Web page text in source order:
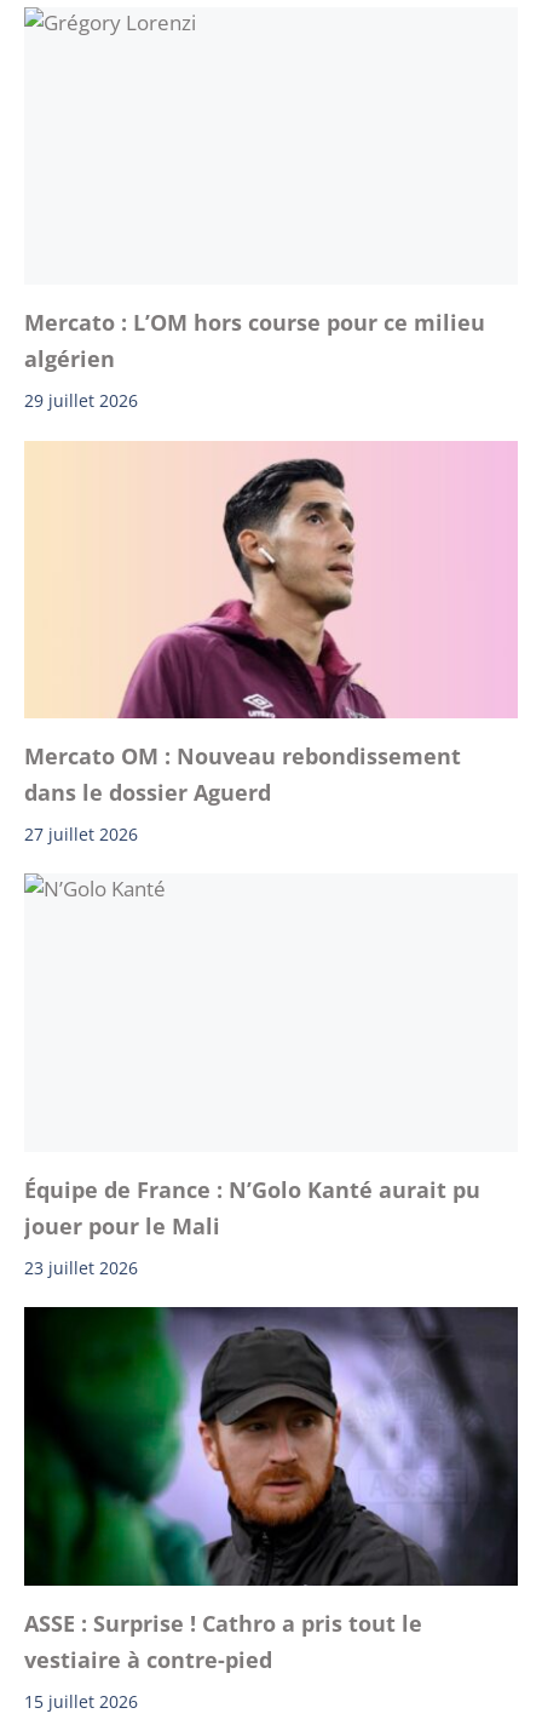
Mercato : L’OM hors course pour ce milieu
algérien
29 juillet 2026
Mercato OM : Nouveau rebondissement
dans le dossier Aguerd
27 juillet 2026
Équipe de France : N’Golo Kanté aurait pu
jouer pour le Mali
23 juillet 2026
ASSE : Surprise ! Cathro a pris tout le
vestiaire à contre-pied
15 juillet 2026